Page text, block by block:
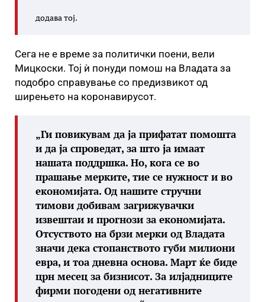
додава тој.
Сега не е време за политички поени, вели
Мицкоски. Тој ѝ понуди помош на Владата за
подобро справување со предизвикот од
ширењето на коронавирусот.
„Ги повикувам да ја прифатат помошта
и да ја спроведат, за што ја имаат
нашата поддршка. Но, кога се во
прашање мерките, тие се нужност и во
економијата. Од нашите стручни
тимови добивам загрижувачки
извештаи и прогнози за економијата.
Отсуството на брзи мерки од Владата
значи дека стопанството губи милиони
евра, и тоа дневна основа. Март ќе биде
црн месец за бизнисот. За илјадниците
фирми погодени од негативните